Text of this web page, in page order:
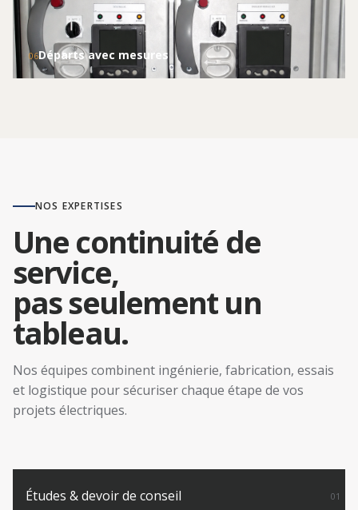
06Départs avec mesures
NOS EXPERTISES
Une continuité de
service,
pas seulement un
tableau.
Nos équipes combinent ingénierie, fabrication, essais
et logistique pour sécuriser chaque étape de vos
projets électriques.
Études & devoir de conseil 01